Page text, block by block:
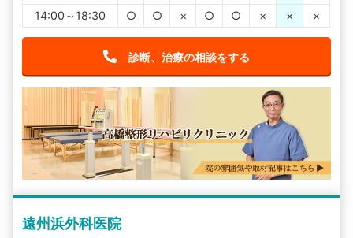
14:00～18:30
○ ○ × ○ ○ × × ×
診断、治療の相談をする
遠州浜外科医院